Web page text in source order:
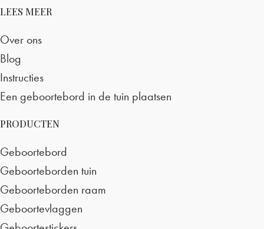
LEES MEER
Over ons
Blog
Instructies
Een geboortebord in de tuin plaatsen
PRODUCTEN
Geboortebord
Geboorteborden tuin
Geboorteborden raam
Geboortevlaggen